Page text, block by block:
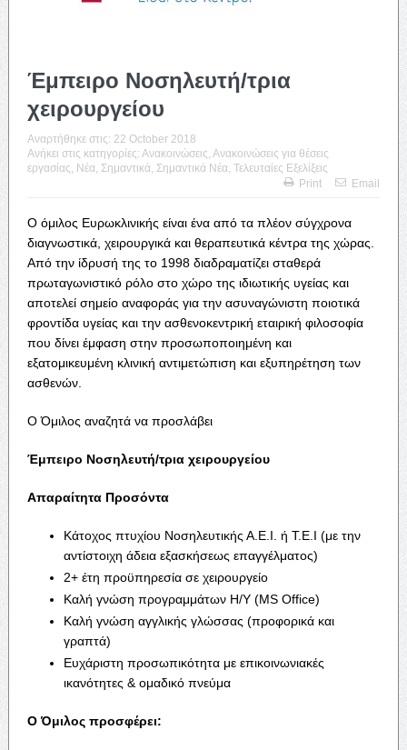
Έμπειρο Νοσηλευτή/τρια
χειρουργείου
Αναρτήθηκε στις: 22 October 2018
Ανήκει στις κατηγορίες: Ανακοινώσεις Ανακοινώσεις για θέσεις
εργασίας Νέα Σημαντικά Σημαντικά Νέα Τελευταίες Εξελίξεις
Print
Email
Ο όμιλος Ευρωκλινικής είναι ένα από τα πλέον σύγχρονα
διαγνωστικά, χειρουργικά και θεραπευτικά κέντρα της χώρας.
Από την ίδρυσή της το 1998 διαδραματίζει σταθερά
πρωταγωνιστικό ρόλο στο χώρο της ιδιωτικής υγείας και
αποτελεί σημείο αναφοράς για την ασυναγώνιστη ποιοτικά
φροντίδα υγείας και την ασθενοκεντρική εταιρική φιλοσοφία
που δίνει έμφαση στην προσωποποιημένη και
εξατομικευμένη κλινική αντιμετώπιση και εξυπηρέτηση των
ασθενών.
Ο Όμιλος αναζητά να προσλάβει
Έμπειρο Νοσηλευτή/τρια χειρουργείου
Απαραίτητα Προσόντα
Κάτοχος πτυχίου Νοσηλευτικής Α.Ε.Ι. ή Τ.Ε.Ι (με την
αντίστοιχη άδεια εξασκήσεως επαγγέλματος)
2+ έτη προϋπηρεσία σε χειρουργείο
Καλή γνώση προγραμμάτων Η/Υ (MS Office)
Καλή γνώση αγγλικής γλώσσας (προφορικά και
γραπτά)
Ευχάριστη προσωπικότητα με επικοινωνιακές
ικανότητες & ομαδικό πνεύμα
Ο Όμιλος προσφέρει: